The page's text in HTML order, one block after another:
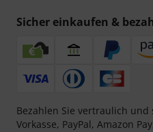
Sicher einkaufen &
Bezahlen Sie vertraulich
Vorkasse, PayPal, Amazon